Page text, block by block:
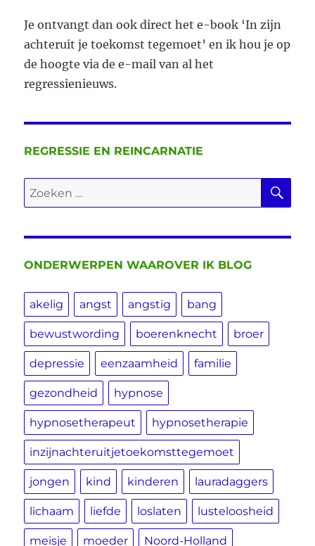
Je ontvangt dan ook direct het e-book ‘In zijn
achteruit je toekomst tegemoet’ en ik hou je op
de hoogte via de e-mail van al het
regressienieuws.
REGRESSIE EN REINCARNATIE
Zoeken
naar:
ONDERWERPEN WAAROVER IK BLOG
akelig angst angstig bang
bewustwording boerenknecht broer
depressie eenzaamheid familie
gezondheid hypnose
hypnosetherapeut hypnosetherapie
inzijnachteruitjetoekomsttegemoet
jongen kind kinderen lauradaggers
lichaam liefde loslaten lusteloosheid
meisje moeder Noord-Holland